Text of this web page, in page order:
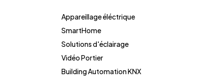
Appareillage éléctrique
SmartHome
Solutions d'éclairage
Vidéo Portier
Building Automation KNX